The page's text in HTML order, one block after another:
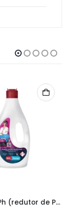
Linha Nylon Quadrada 3,0mmx117m – Dtools